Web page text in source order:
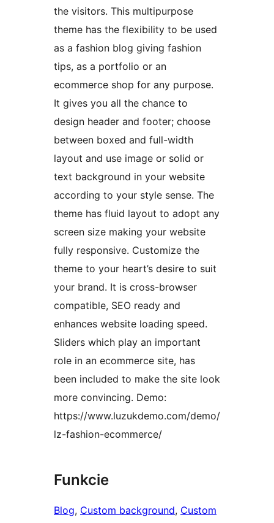
the visitors. This multipurpose
theme has the flexibility to be used
as a fashion blog giving fashion
tips, as a portfolio or an
ecommerce shop for any purpose.
It gives you all the chance to
design header and footer; choose
between boxed and full-width
layout and use image or solid or
text background in your website
according to your style sense. The
theme has fluid layout to adopt any
screen size making your website
fully responsive. Customize the
theme to your heart’s desire to suit
your brand. It is cross-browser
compatible, SEO ready and
enhances website loading speed.
Sliders which play an important
role in an ecommerce site, has
been included to make the site look
more convincing. Demo:
https://www.luzukdemo.com/demo/
lz-fashion-ecommerce/
Funkcie
Blog, Custom background, Custom